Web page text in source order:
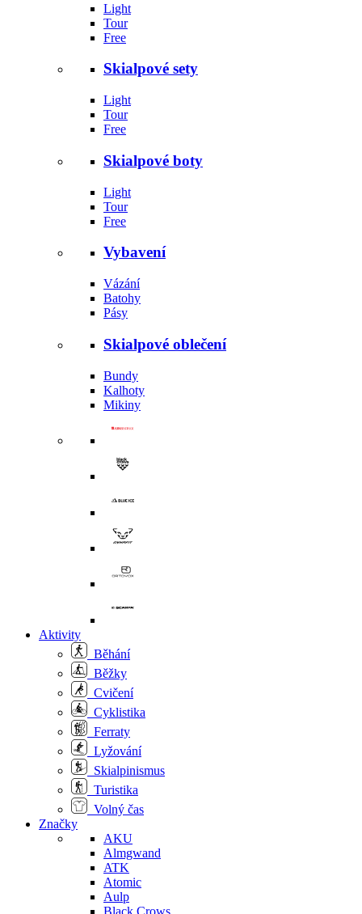
Light
Tour
Free
Skialpové sety
Light
Tour
Free
Skialpové boty
Light
Tour
Free
Vybavení
Vázání
Batohy
Pásy
Skialpové oblečení
Bundy
Kalhoty
Mikiny
Aktivity
Běhání
Běžky
Cvičení
Cyklistika
Ferraty
Lyžování
Skialpinismus
Turistika
Volný čas
Značky
AKU
Almgwand
ATK
Atomic
Aulp
Black Crows